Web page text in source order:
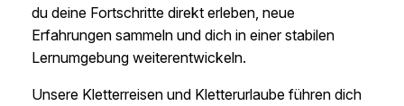
du deine Fortschritte direkt erleben, neue
Erfahrungen sammeln und dich in einer stabilen
Lernumgebung weiterentwickeln.
Unsere Kletterreisen und Kletterurlaube führen dich